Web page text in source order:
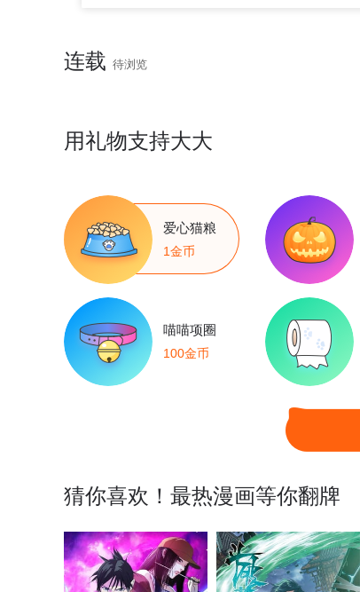
连载 待浏览
用礼物支持大大
爱心猫粮
1金币
喵喵项圈
100金币
猜你喜欢！最热漫画等你翻牌